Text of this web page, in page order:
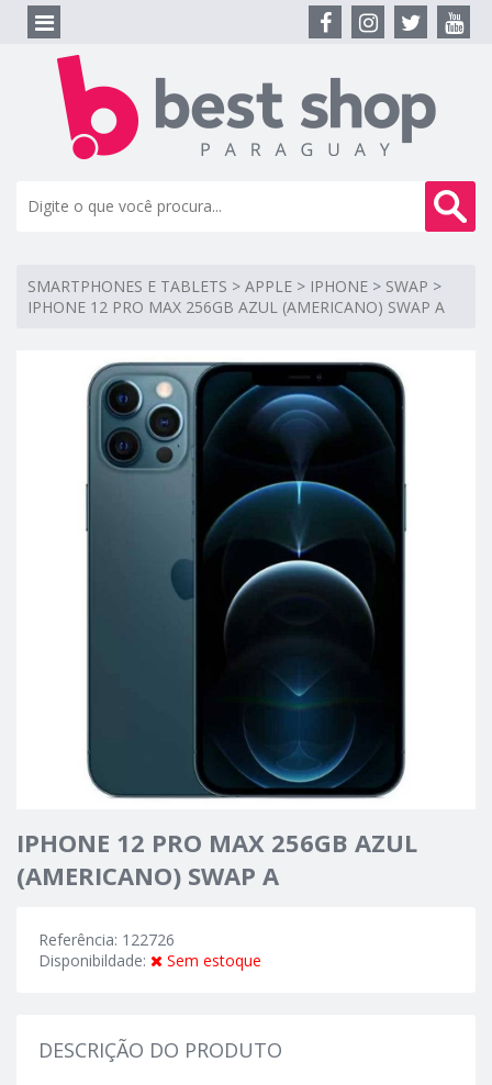
SMARTPHONES E TABLETS > APPLE > IPHONE > SWAP >
IPHONE 12 PRO MAX 256GB AZUL (AMERICANO) SWAP A
IPHONE 12 PRO MAX 256GB AZUL
(AMERICANO) SWAP A
Referência: 122726
Disponibildade:
Sem estoque
DESCRIÇÃO DO PRODUTO